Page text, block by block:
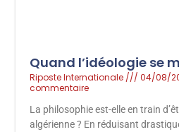
Quand l’idéologie se
Riposte Internationale 04/08/
commentaire
La philosophie est-elle en train
algérienne ? En réduisant